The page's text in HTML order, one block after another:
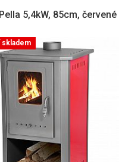
5,4kW, 85cm, červené
skladem